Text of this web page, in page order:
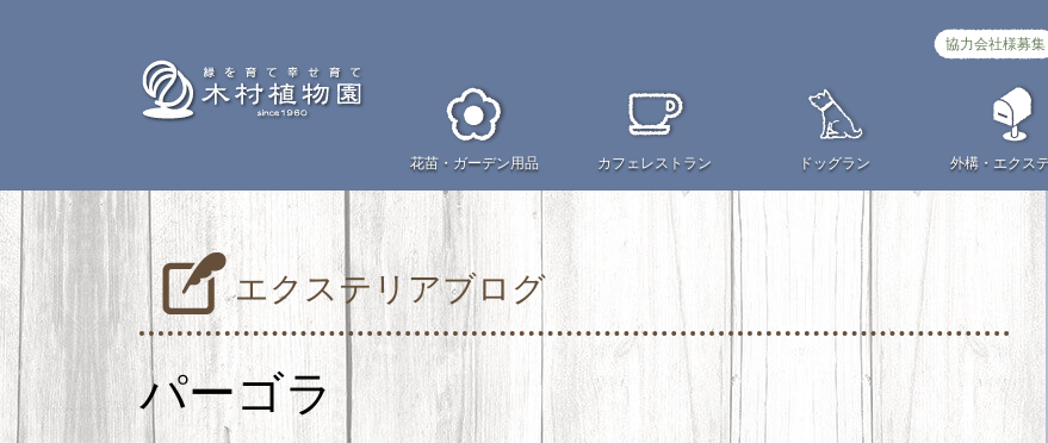
花苗・ ガーデン用品 カフェ レストラン ドッグラン 外構・ エクス
協力会社様募集
エクステリアブログ
パーゴラ